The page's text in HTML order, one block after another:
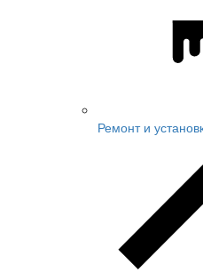
Ремонт и